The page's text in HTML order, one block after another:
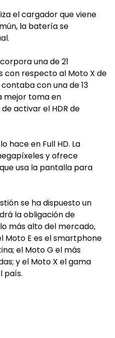
el cargador que viene
la batería se
una de 21
con respecto al Moto X de
con una de 13
mejor toma en
activar el HDR de
hace en Full HD. La
y ofrece
usa la pantalla para
se ha dispuesto un
la obligación de
más alto del mercado,
Moto E es el smartphone
el Moto G el más
y el Moto X el gama
país.